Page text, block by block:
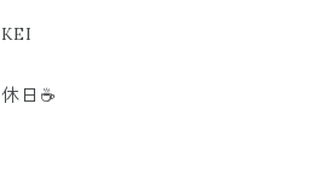
KEI
休日☕️